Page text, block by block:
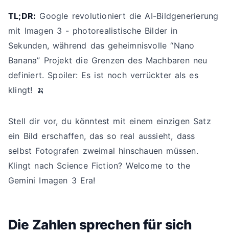
TL;DR: Google revolutioniert die AI-Bildgenerierung
mit Imagen 3 - photorealistische Bilder in
Sekunden, während das geheimnisvolle “Nano
Banana” Projekt die Grenzen des Machbaren neu
definiert. Spoiler: Es ist noch verrückter als es
klingt! 🍌
Stell dir vor, du könntest mit einem einzigen Satz
ein Bild erschaffen, das so real aussieht, dass
selbst Fotografen zweimal hinschauen müssen.
Klingt nach Science Fiction? Welcome to the
Gemini Imagen 3 Era!
Die Zahlen sprechen für sich